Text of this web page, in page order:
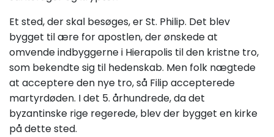
Et sted, der skal besøges, er St. Philip. Det blev
bygget til ære for apostlen, der ønskede at
omvende indbyggerne i Hierapolis til den kristne tro,
som bekendte sig til hedenskab. Men folk nægtede
at acceptere den nye tro, så Filip accepterede
martyrdøden. I det 5. århundrede, da det
byzantinske rige regerede, blev der bygget en kirke
på dette sted.